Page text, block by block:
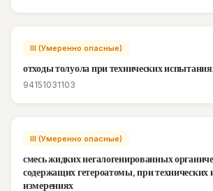
III (Умеренно опасные)
отходы толуола при технических
94151031103
III (Умеренно опасные)
смесь жидких негалогенированных
содержащих гетероатомы, при технических
измерениях